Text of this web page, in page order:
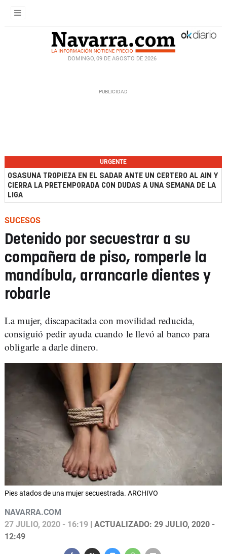
DOMINGO, 09 DE AGOSTO DE 2026
URGENTE
OSASUNA TROPIEZA EN EL SADAR ANTE UN CERTERO AL AIN Y
CIERRA LA PRETEMPORADA CON DUDAS A UNA SEMANA DE LA
LIGA
SUCESOS
Detenido por secuestrar a su
compañera de piso, romperle la
mandíbula, arrancarle dientes y
robarle
La mujer, discapacitada con movilidad reducida,
consiguió pedir ayuda cuando le llevó al banco para
obligarle a darle dinero.
Pies atados de una mujer secuestrada. ARCHIVO
NAVARRA.COM
27 JULIO, 2020 - 16:19 | ACTUALIZADO: 29 JULIO, 2020 -
12:49